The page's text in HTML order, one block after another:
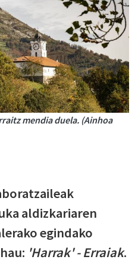
mendia duela. (Ainhoa
aldizkariaren
egindako
'Harrak' - Erraiak.